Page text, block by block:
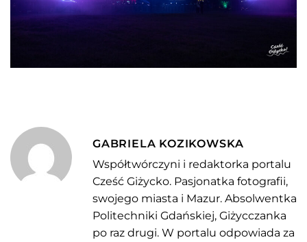
GABRIELA KOZIKOWSKA
Współtwórczyni i redaktorka portalu
Cześć Giżycko. Pasjonatka fotografii,
swojego miasta i Mazur. Absolwentka
Politechniki Gdańskiej, Giżycczanka
po raz drugi. W portalu odpowiada za